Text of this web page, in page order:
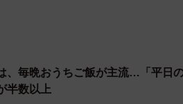
見する力を身につけることがで
関わる人の環境づくりにも配慮し
ンラインでつなぐプロジェク
、毎晩おうちご飯が主流…「平日
半数以上